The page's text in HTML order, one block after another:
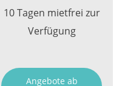
10 Tagen mietfrei zur
Verfügung
Angebote ab